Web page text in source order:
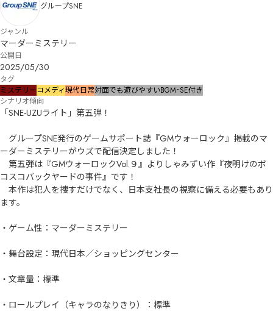
グループSNE
ジャンル
マーダーミステリー
公開日
2025/05/30
タグ
ミステリーコメディ現代日常対面でも遊びやすいBGM･SE付き
シナリオ傾向
「SNE-UZUライト」第五弾！
グループSNE発行のゲームサポート誌『GMウォーロック』掲載のマ
ーダーミステリーがウズで配信決定しました！
第五弾は『GMウォーロックVol.９』よりしゃみずい作『夜明けのボ
コスコバックヤードの事件』です！
本作は犯人を捜すだけでなく、日本支社長の視察に備える必要もあり
ます。
・ゲーム性：マーダーミステリー
・舞台設定：現代日本／ショッピングセンター
・文章量：標準
・ロールプレイ（キャラのなりきり）：標準